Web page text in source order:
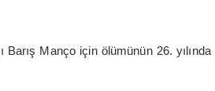
Manço için ölümünün 26. yılında